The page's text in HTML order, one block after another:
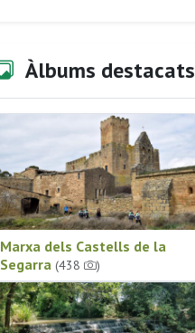
Àlbums destacats
Marxa dels Castells de la
Segarra (438 )